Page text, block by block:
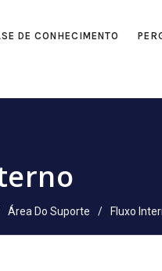
DE CONHECIMENTO
Área Do Suporte / Fluxo